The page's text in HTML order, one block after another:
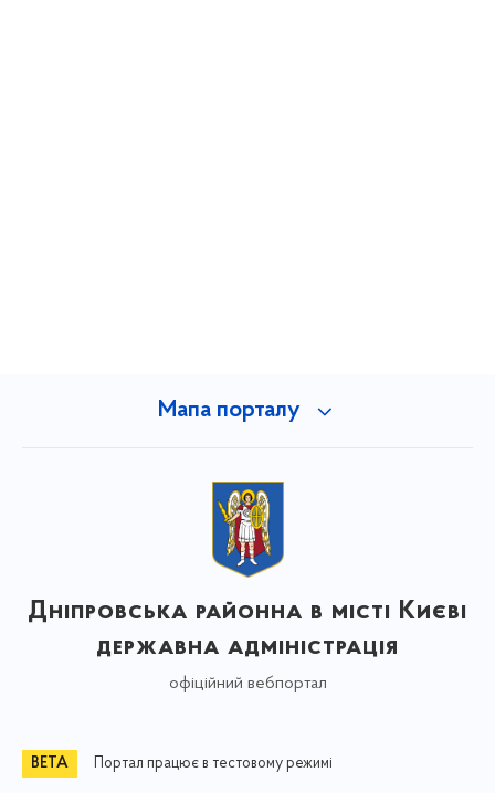
Мапа порталу
Дніпровська районна в місті Києві
державна адміністрація
офіційний вебпортал
Портал працює в тестовому режимі